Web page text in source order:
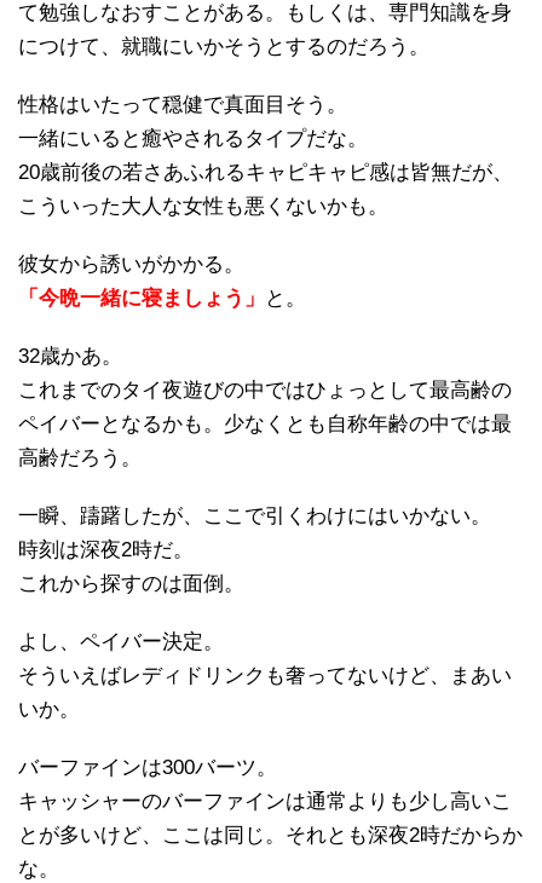
て勉強しなおすことがある。もしくは、専門知識を身
につけて、就職にいかそうとするのだろう。
性格はいたって穏健で真面目そう。
一緒にいると癒やされるタイプだな。
20歳前後の若さあふれるキャピキャピ感は皆無だが、
こういった大人な女性も悪くないかも。
彼女から誘いがかかる。
「今晩一緒に寝ましょう」
と。
32歳かあ。
これまでのタイ夜遊びの中ではひょっとして最高齢の
ペイバーとなるかも。少なくとも自称年齢の中では最
高齢だろう。
一瞬、躊躇したが、ここで引くわけにはいかない。
時刻は深夜2時だ。
これから探すのは面倒。
よし、ペイバー決定。
そういえばレディドリンクも奢ってないけど、まあい
いか。
バーファインは300バーツ。
キャッシャーのバーファインは通常よりも少し高いこ
とが多いけど、ここは同じ。それとも深夜2時だからか
な。